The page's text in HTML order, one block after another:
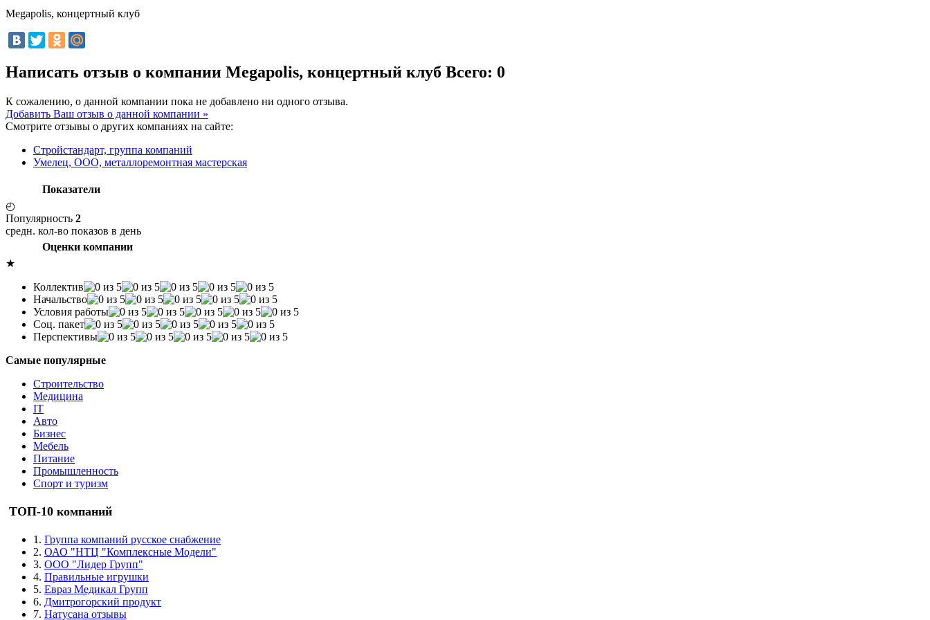
Megapolis, концертный клуб
Написать отзыв о компании Megapolis, концертный клуб Всего: 0
К сожалению, о данной компании пока не добавлено ни одного отзыва.
Добавить Ваш отзыв о данной компании »
Смотрите отзывы о других компаниях на сайте:
Стройстандарт, группа компаний
Умелец, ООО, металлоремонтная мастерская
Показатели
◴
Популярность 2
средн. кол-во показов в день
Оценки компании
★
Коллектив
Начальство
Условия работы
Соц. пакет
Перспективы
Самые популярные
Строительство
Медицина
IT
Авто
Бизнес
Мебель
Питание
Промышленность
Спорт и туризм
ТОП-10 компаний
1. Группа компаний русское снабжение
2. ОАО "НТЦ "Комплексные Модели"
3. ООО "Лидер Групп"
4. Правильные игрушки
5. Евраз Медикал Групп
6. Дмитрогорский продукт
7. Натусана отзывы